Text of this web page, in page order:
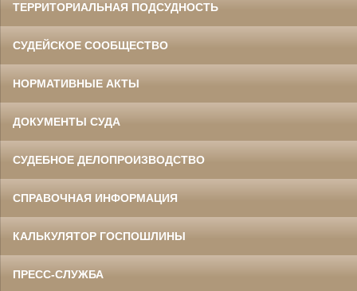
ТЕРРИТОРИАЛЬНАЯ ПОДСУДНОСТЬ
СУДЕЙСКОЕ СООБЩЕСТВО
НОРМАТИВНЫЕ АКТЫ
ДОКУМЕНТЫ СУДА
СУДЕБНОЕ ДЕЛОПРОИЗВОДСТВО
СПРАВОЧНАЯ ИНФОРМАЦИЯ
КАЛЬКУЛЯТОР ГОСПОШЛИНЫ
ПРЕСС-СЛУЖБА